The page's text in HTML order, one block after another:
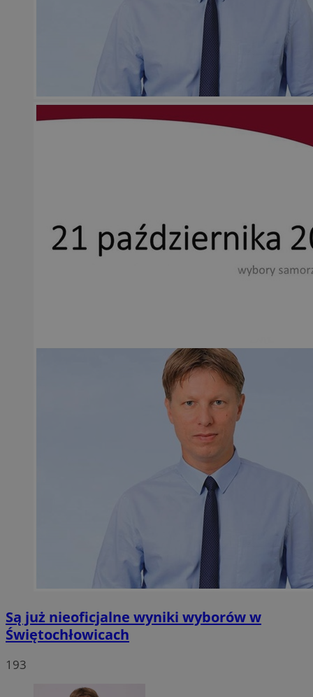
Są już nieoficjalne wyniki wyborów w
Świętochłowicach
193